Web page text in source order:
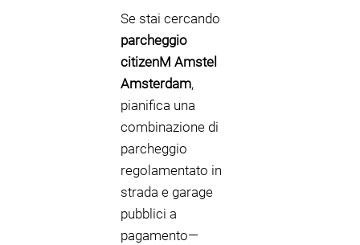
Se stai cercando
parcheggio
citizenM Amstel
Amsterdam,
pianifica una
combinazione di
parcheggio
regolamentato in
strada e garage
pubblici a
pagamento—